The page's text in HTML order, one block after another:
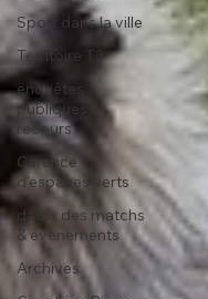
Sport dans la ville
Territoire T3
enquêtes
publiques et
recours
Carence
d'espaces verts
dates des matchs
& évènements
Archives